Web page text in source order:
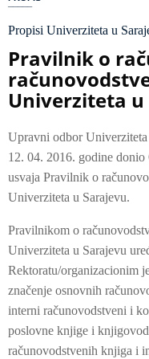
Propisi Univerziteta u
Pravilnik o
Univerziteta u
Upravni odbor
12. 04. 2016. godine
usvaja Pravilnik o
Univerziteta u Sarajevu.
Pravilnikom o
Univerziteta u Sarajevu
Rektoratu/organizacionim
značenje osnovnih
interni računovodstveni i
poslovne knjige i
računovodstvenih knjiga i